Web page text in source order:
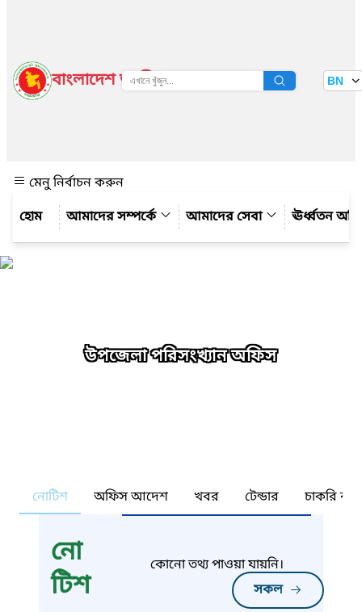
বাংলাদেশ জাতীয় তথ্য বাতায়ন BN
মেনু নির্বাচন করুন
আমাদের সম্পর্কে
আমাদের সেবা ঊর্ধ্বতন
উপজেলা পরিসংখ্যান অফিস
নোটিশ অফিস আদেশ খবর টেন্ডার চাকরি
নো
টিশ
সকল
কোনো তথ্য পাওয়া যায়নি।